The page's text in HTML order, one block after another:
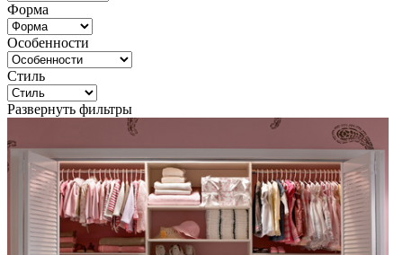
Форма
Особенности
Стиль
Развернуть фильтры